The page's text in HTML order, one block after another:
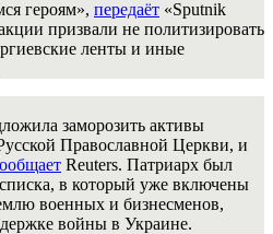
героям», передаёт «Sputnik
призвали не политизировать
ленты и иные
заморозить активы
Православной Церкви, и
Reuters. Патриарх был
в который уже включены
военных и бизнесменов,
войны в Украине.